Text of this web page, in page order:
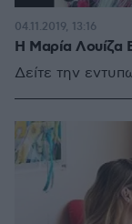
Η Μαρία Λουίζα
Δείτε την
04.11.2019, 13:16